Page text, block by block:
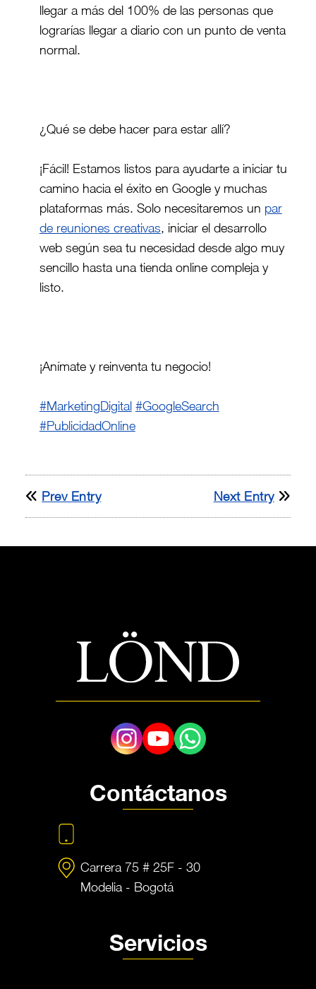
llegar a más del 100% de las personas que
lograrías llegar a diario con un punto de venta
normal.
¿Qué se debe hacer para estar allí?
¡Fácil! Estamos listos para ayudarte a iniciar tu
camino hacia el éxito en Google y muchas
plataformas más. Solo necesitaremos un par
de reuniones creativas, iniciar el desarrollo
web según sea tu necesidad desde algo muy
sencillo hasta una tienda online compleja y
listo.
¡Anímate y reinventa tu negocio!
#MarketingDigital #GoogleSearch
#PublicidadOnline
Prev Entry Next Entry
Contáctanos
Carrera 75 # 25F - 30
Modelia - Bogotá
Servicios